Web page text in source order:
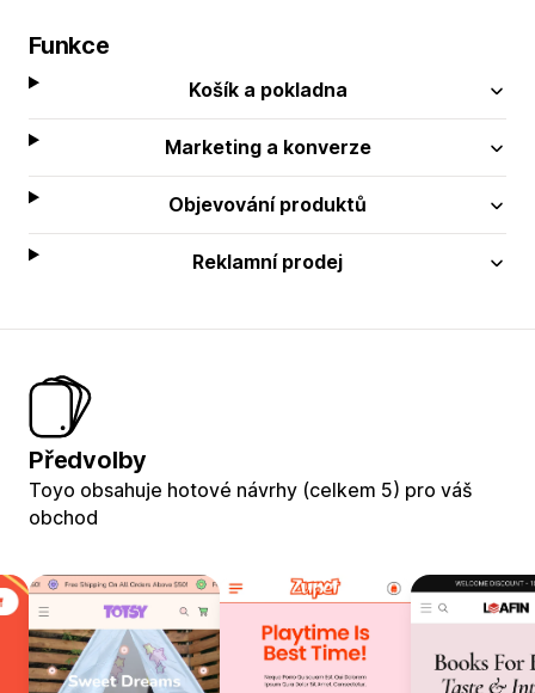
Funkce
Košík a pokladna
Marketing a konverze
Objevování produktů
Reklamní prodej
Předvolby
Toyo obsahuje hotové návrhy (celkem 5) pro váš
obchod